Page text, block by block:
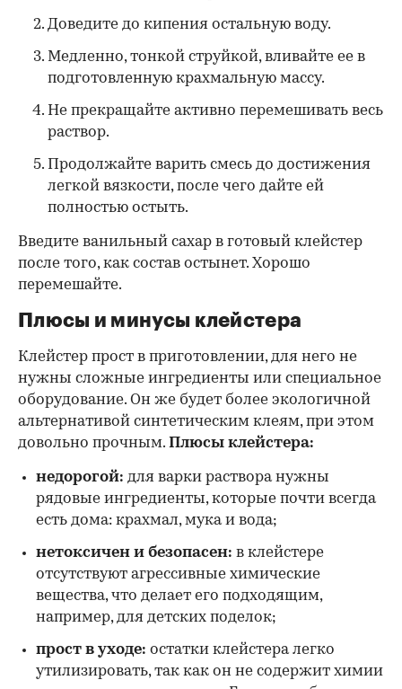
Доведите до кипения остальную воду.
Медленно, тонкой струйкой, вливайте ее в
подготовленную крахмальную массу.
Не прекращайте активно перемешивать весь
раствор.
Продолжайте варить смесь до достижения
легкой вязкости, после чего дайте ей
полностью остыть.
Введите ванильный сахар в готовый клейстер
после того, как состав остынет. Хорошо
перемешайте.
Плюсы и минусы клейстера
Клейстер прост в приготовлении, для него не
нужны сложные ингредиенты или специальное
оборудование. Он же будет более экологичной
альтернативой синтетическим клеям, при этом
довольно прочным. Плюсы клейстера:
недорогой: для варки раствора нужны
рядовые ингредиенты, которые почти всегда
есть дома: крахмал, мука и вода;
нетоксичен и безопасен: в клейстере
отсутствуют агрессивные химические
вещества, что делает его подходящим,
например, для детских поделок;
прост в уходе: остатки клейстера легко
утилизировать, так как он не содержит химии